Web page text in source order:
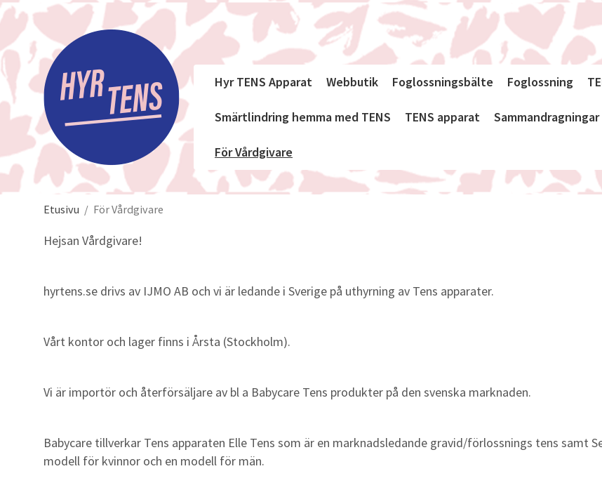
Hyr TENS Apparat Webbutik Foglossningsbälte Foglossning
Smärtlindring hemma med TENS TENS apparat Sammandragningar
För Vårdgivare
Etusivu / För Vårdgivare
Hejsan Vårdgivare!
hyrtens.se drivs av IJMO AB och vi är ledande i Sverige på uthyrning av Tens apparater.
Vårt kontor och lager finns i Årsta (Stockholm).
Vi är importör och återförsäljare av bl a Babycare Tens produkter på den svenska marknaden.
Babycare tillverkar Tens apparaten Elle Tens som är en marknadsledande gravid/förlossnings tens samt
modell för kvinnor och en modell för män.